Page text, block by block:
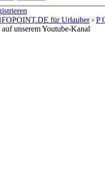
für Urlauber› P
unserem Youtube-Kanal